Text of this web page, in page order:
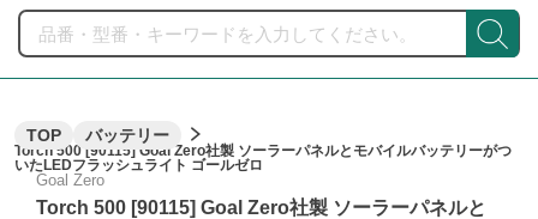
TOP バッテリー
Torch 500 [90115] Goal Zero社製 ソーラーパネルとモバイルバッテリーがつ
いたLEDフラッシュライト ゴールゼロ
Goal Zero
Torch 500 [90115] Goal Zero社製 ソーラーパネルと